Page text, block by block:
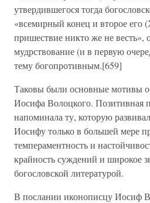
утвердившегося тогда
«всемирный конец и второе
пришествие никто же не весть»,
мудрствование (и в первую
тему богопротивным.[659]
Таковы были основные мотивы
Иосифа Волоцкого. Позитивная
напоминала ту, которую
Иосифу только в большей мере
темпераментность и
крайность суждений и широкое
богословской литературой.
В послании иконописцу Иосиф